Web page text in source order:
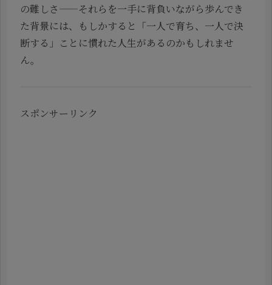
の難しさ——それらを一手に背負いながら歩んでき
た背景には、もしかすると「一人で育ち、一人で決
断する」ことに慣れた人生があるのかもしれませ
ん。
スポンサーリンク